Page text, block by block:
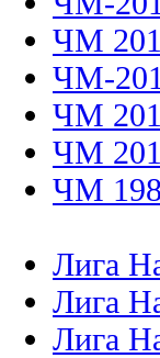
ЧМ
ЧМ-
ЧМ
ЧМ
ЧМ
Лига
Лига
Лига